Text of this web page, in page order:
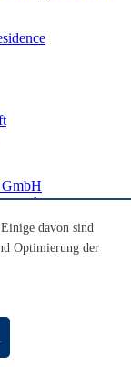
Bremen
Bremen
davon sind
Optimierung der